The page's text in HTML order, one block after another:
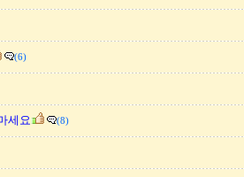
(6)
세요 (8)